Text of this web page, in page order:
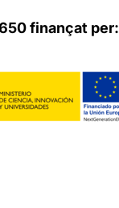
finançat per: